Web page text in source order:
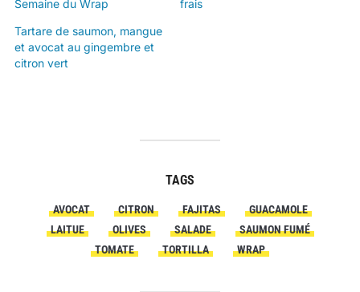
Semaine du Wrap
frais
Tartare de saumon, mangue
et avocat au gingembre et
citron vert
TAGS
AVOCAT CITRON FAJITAS
GUACAMOLE
LAITUE
OLIVES SALADE
SAUMON FUMÉ
TOMATE
TORTILLA WRAP